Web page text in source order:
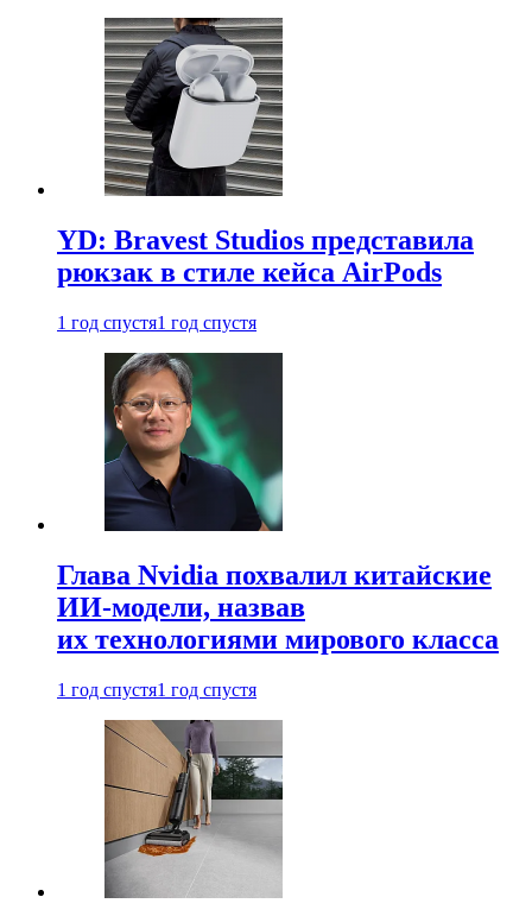
YD: Bravest Studios представила
рюкзак в стиле кейса AirPods
1 год спустя1 год спустя
Глава Nvidia похвалил китайские
ИИ-модели, назвав
их технологиями мирового класса
1 год спустя1 год спустя